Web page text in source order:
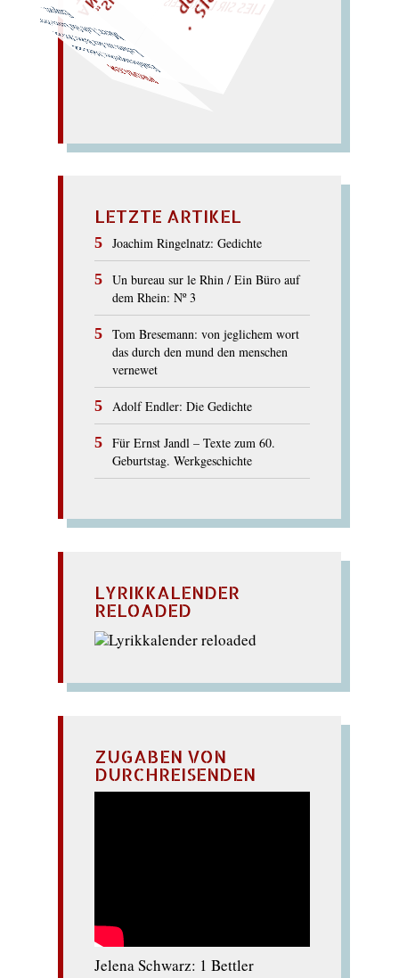
PROBLEM
E
mble
mprobe;
Mehl und
Leh
m an der Robe; Pol im
Meer; Lob für Lores obere
Empore…
LETZTE ARTIKEL
Joachim Ringelnatz: Gedichte
Un bureau sur le Rhin / Ein Büro auf
dem Rhein: Nº 3
Tom Bresemann: von jeglichem wort
das durch den mund den menschen
vernewet
Adolf Endler: Die Gedichte
Für Ernst Jandl – Texte zum 60.
Geburtstag. Werkgeschichte
LYRIKKALENDER
RELOADED
ZUGABEN VON
DURCHREISENDEN
Jelena Schwarz: 1 Bettler